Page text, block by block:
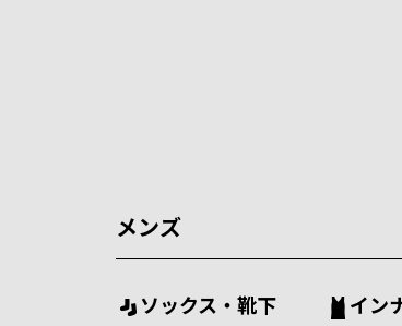
メンズ
ソックス・靴下 イン